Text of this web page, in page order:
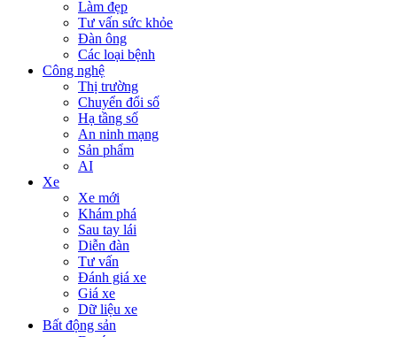
Làm đẹp
Tư vấn sức khỏe
Đàn ông
Các loại bệnh
Công nghệ
Thị trường
Chuyển đổi số
Hạ tầng số
An ninh mạng
Sản phẩm
AI
Xe
Xe mới
Khám phá
Sau tay lái
Diễn đàn
Tư vấn
Đánh giá xe
Giá xe
Dữ liệu xe
Bất động sản